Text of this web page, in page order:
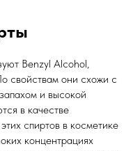
Benzyl Alcohol,
свойствам они схожи с
и высокой
в качестве
спиртов в косметике
концентрациях